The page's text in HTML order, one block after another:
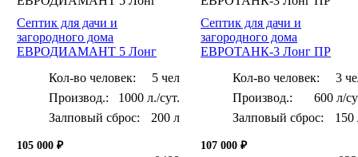
Септик для дачи и
загородного дома
ЕВРОДИАМАНТ 5 Лонг
Кол-во человек:
5 чел
1000 л./сут.
Залповый сброс:
200 л
105 000 ₽
Септик для дачи и
загородного дома
ЕВРОТАНК-3 Лонг ПР
Кол-во человек:
3
600 л/
Залповый сброс:
150
107 000 ₽